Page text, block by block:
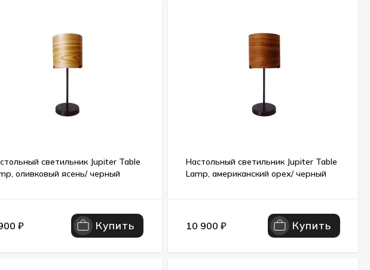
светильник Jupiter Table
оливковый ясень/ черный
₽ Купить
Настольный светильник Jupiter Table
Lamp, американский орех/ черный
10 900 ₽ Купить